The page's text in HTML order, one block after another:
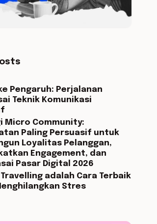
Pengaruh: Perjalanan
Teknik Komunikasi
Micro Community:
Paling Persuasif untuk
Loyalitas Pelanggan,
Engagement, dan
Pasar Digital 2026
Travelling adalah Cara Terbaik
Stres